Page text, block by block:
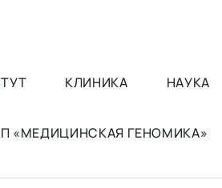
КЛИНИКА НАУКА
«МЕДИЦИНСКАЯ ГЕНОМИКА»